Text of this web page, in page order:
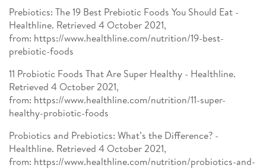
Prebiotics: The 19 Best Prebiotic Foods You Should Eat -
Healthline. Retrieved 4 October 2021,
from: https://www.healthline.com/nutrition/19-best-
prebiotic-foods
11 Probiotic Foods That Are Super Healthy - Healthline.
Retrieved 4 October 2021,
from: https://www.healthline.com/nutrition/11-super-
healthy-probiotic-foods
Probiotics and Prebiotics: What’s the Difference? -
Healthline. Retrieved 4 October 2021,
from: https://www.healthline.com/nutrition/probiotics-and-